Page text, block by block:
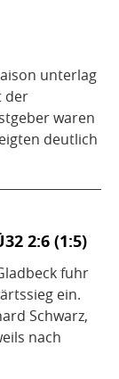
unterlag
der
waren
deutlich
2:6 (1:5)
fuhr
ein.
Schwarz,
nach